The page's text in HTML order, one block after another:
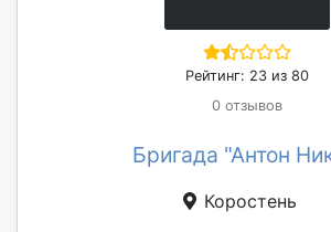
Рейтинг: 23 из 80
0 отзывов
Бригада "Антон
Коростень